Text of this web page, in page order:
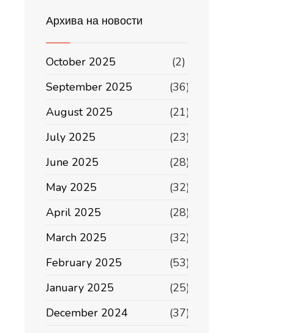
Архива на новости
October 2025
(2)
September 2025
(36)
August 2025
(21)
July 2025
(23)
June 2025
(28)
May 2025
(32)
April 2025
(28)
March 2025
(32)
February 2025
(53)
January 2025
(25)
December 2024
(37)